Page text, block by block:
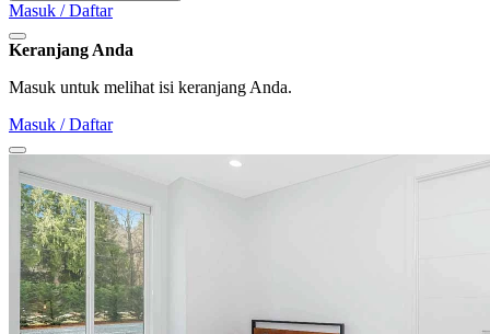
Masuk / Daftar
Keranjang Anda
Masuk untuk melihat isi keranjang Anda.
Masuk / Daftar